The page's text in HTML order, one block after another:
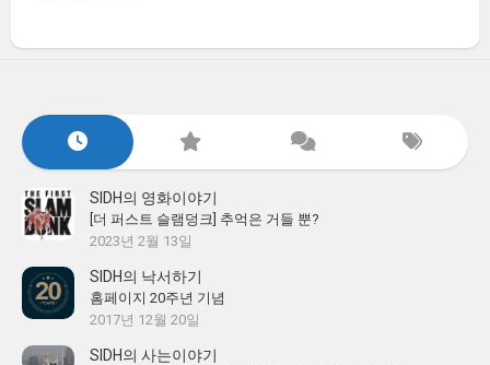
SIDH의 영화이야기
[더 퍼스트 슬램덩크] 추억은 거들 뿐?
2023년 2월 13일
SIDH의 낙서하기
홈페이지 20주년 기념
2017년 12월 20일
SIDH의 사는이야기